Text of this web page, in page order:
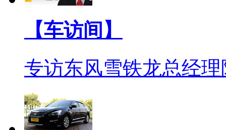
【车访间】
专访东风雪铁龙总经